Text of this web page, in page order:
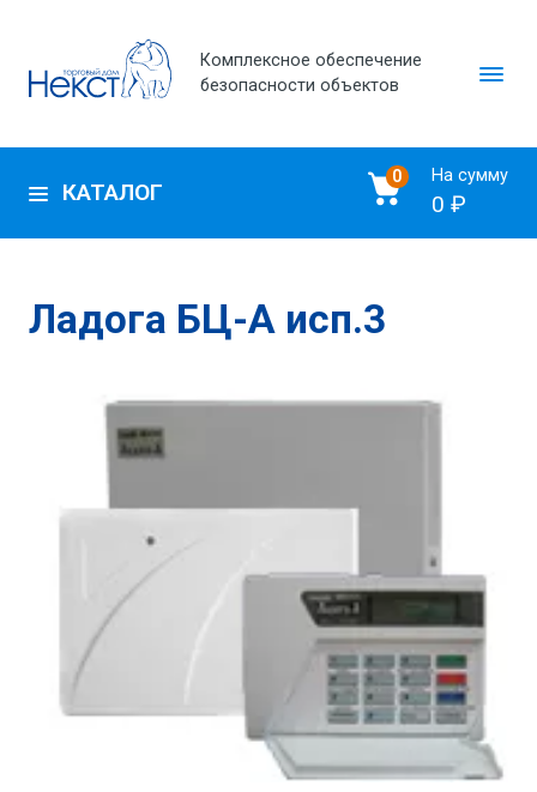
Комплексное обеспечение
безопасности объектов
КАТАЛОГ
0 На сумму
0 ₽
Ладога БЦ-А исп.3